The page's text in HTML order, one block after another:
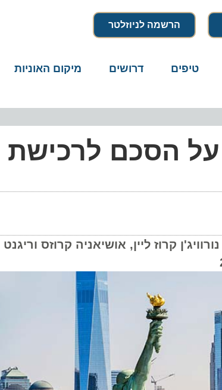
הרשמה לניוזלטר
טיפים דרושים מיקום האוניות
על הסכם לרכישת
קרוז ליין, אושיאניה קרוזס וריגנט